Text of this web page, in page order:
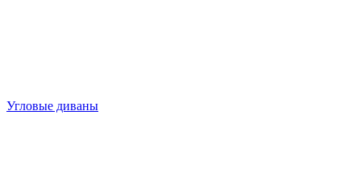
Угловые диваны